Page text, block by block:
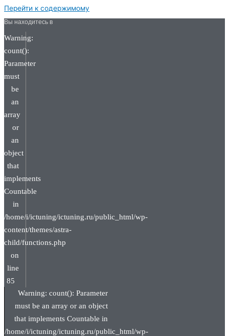
Перейти к содержимому
Вы находитесь в
Warning:
count():
Parameter
must
be
an
array
or
an
object
that
implements
Countable
in
/home/i/ictuning/ictuning.ru/public_html/wp-
content/themes/astra-
child/functions.php
on
line
85
Warning: count(): Parameter
must be an array or an object
that implements Countable in
/home/i/ictuning/ictuning.ru/public_html/wp-